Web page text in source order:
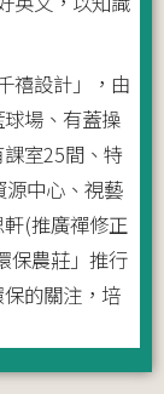
禧設計」，由
場、有蓋操
室25間、特
源中心、視藝
(推廣禪修正
保農莊」推行
保的關注，培